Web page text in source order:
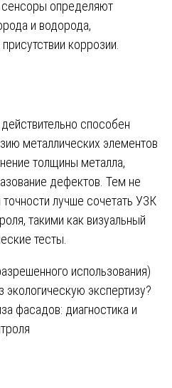
сенсоры определяют
и водорода,
коррозии.
способен
металлических элементов
толщины металла,
дефектов. Тем не
лучше сочетать УЗК
такими как визуальный
тесты.
использования)
экологическую экспертизу?
фасадов: диагностика и